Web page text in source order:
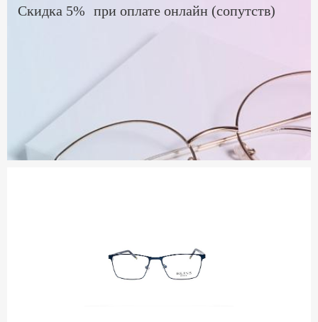
Скидка 5% при оплате онлайн (сопутств)